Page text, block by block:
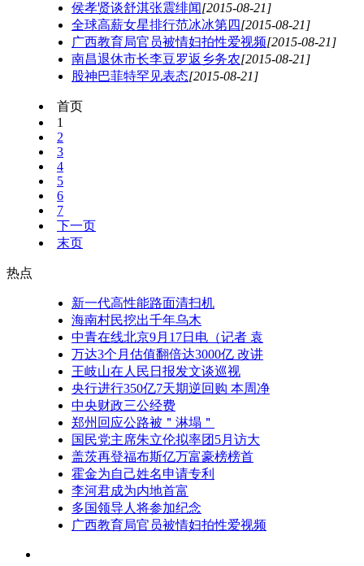
侯孝贤谈舒淇张震绯闻[2015-08-21]
全球高薪女星排行范冰冰第四[2015-08-21]
广西教育局官员被情妇拍性爱视频[2015-08-21]
南昌退休市长李豆罗返乡务农[2015-08-21]
股神巴菲特罕见表态[2015-08-21]
首页
1
2
3
4
5
6
7
下一页
末页
热点
新一代高性能路面清扫机
海南村民挖出千年乌木
中青在线北京9月17日电（记者 袁
万达3个月估值翻倍达3000亿 改讲
王岐山在人民日报发文谈巡视
央行进行350亿7天期逆回购 本周净
中央财政三公经费
郑州回应公路被＂淋塌＂
国民党主席朱立伦拟率团5月访大
盖茨再登福布斯亿万富豪榜榜首
霍金为自己姓名申请专利
李河君成为内地首富
多国领导人将参加纪念
广西教育局官员被情妇拍性爱视频